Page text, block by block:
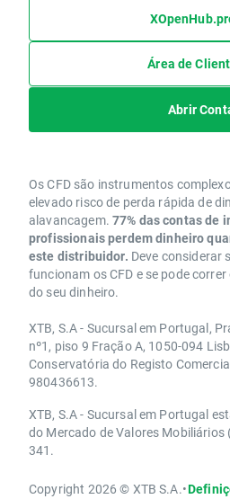
Área de
Abrir
Os CFD são instrumentos
elevado risco de perda rápida de
alavancagem. 77% das contas de
profissionais perdem dinheiro
este distribuidor. Deve considerar
funcionam os CFD e se pode
do seu dinheiro.
XTB, S.A - Sucursal em Portugal,
nº1, piso 9 Fração A, 1050-094
Conservatória do Registo
980436613.
XTB, S.A - Sucursal em Portugal
do Mercado de Valores Mobiliários
341.
Copyright 2026 © XTB S.A.•